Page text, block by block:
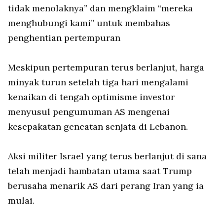
tidak menolaknya” dan mengklaim “mereka
menghubungi kami” untuk membahas
penghentian pertempuran
Meskipun pertempuran terus berlanjut, harga
minyak turun setelah tiga hari mengalami
kenaikan di tengah optimisme investor
menyusul pengumuman AS mengenai
kesepakatan gencatan senjata di Lebanon.
Aksi militer Israel yang terus berlanjut di sana
telah menjadi hambatan utama saat Trump
berusaha menarik AS dari perang Iran yang ia
mulai.